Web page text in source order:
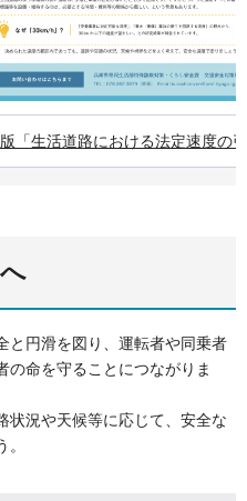
「生活道路における法定速度の
と円滑を図り、運転者や同乗者
の命を守ることにつながりま
状況や天候等に応じて、安全な